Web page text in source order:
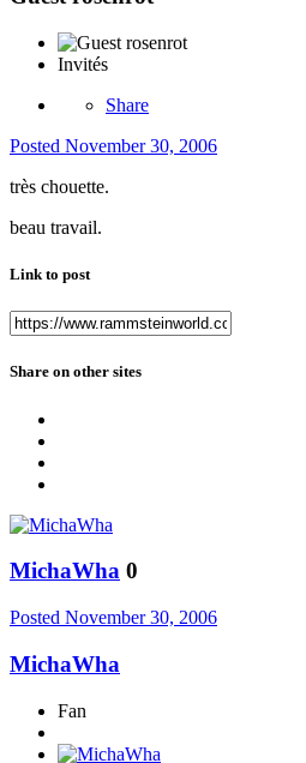
Invités
Share
Posted November 30, 2006
très chouette.
beau travail.
Link to post
Share on other sites
MichaWha 0
Posted November 30, 2006
MichaWha
Fan